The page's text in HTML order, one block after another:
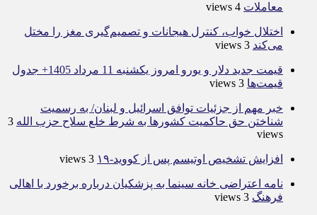
معاملات 4 views
اختلال خواب، کنترل هیجانات و تصمیم‌گیری مغز را مختل
می‌کند 3 views
قیمت جدید دلار و یورو امروز یکشنبه 11 مرداد 1405+ جدول
قیمت‌ها 3 views
خبر مهم از جزئیات توافق اسرائیل و لبنان/ به رسمیت
شناختن حق حاکمیت کشور‌ها به شرط خلع سلاح حزب الله 3
views
افزایش تشخیص اوتیسم پس از کووید-۱۹ 3 views
نامه اعتراضی خانه سینما به پزشکیان درباره برخورد با اهالی
فرهنگ 3 views